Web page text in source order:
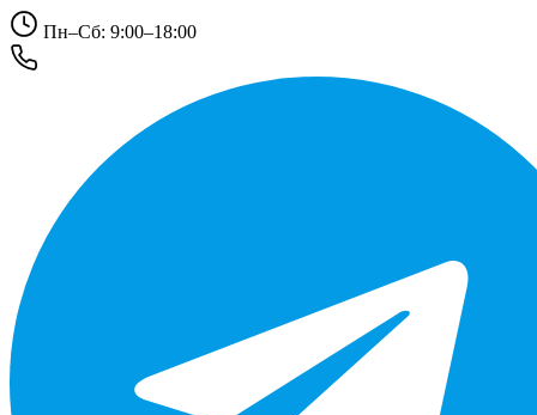
Пн–Сб: 9:00–18:00